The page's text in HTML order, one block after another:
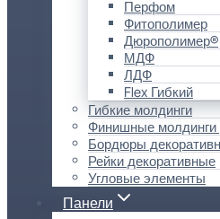
Перфом
Фитополимер
Дюрополимер®
МДФ
ЛДФ
Flex Гибкий
Гибкие молдинги
Финишные молдинги
Бордюры
Рейки декоративные
Угловые элементы
Панели